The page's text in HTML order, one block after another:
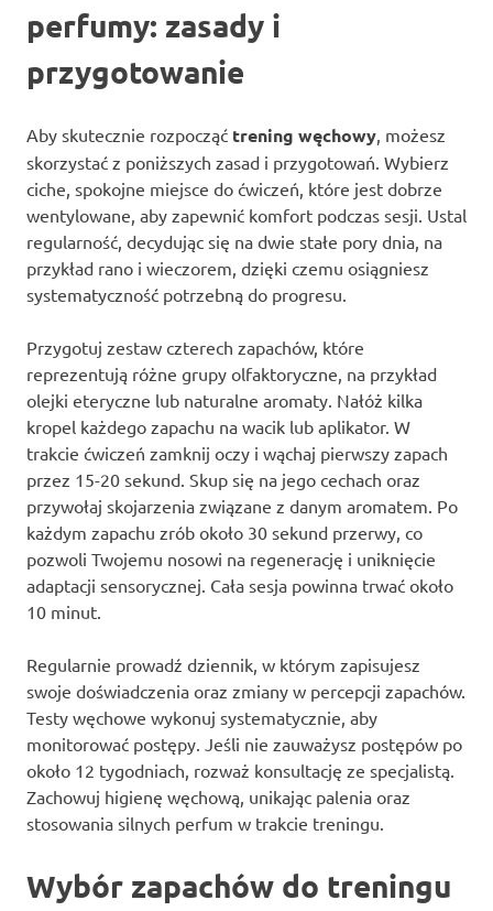
perfumy: zasady i
przygotowanie
Aby skutecznie rozpocząć trening węchowy, możesz
skorzystać z poniższych zasad i przygotowań. Wybierz
ciche, spokojne miejsce do ćwiczeń, które jest dobrze
wentylowane, aby zapewnić komfort podczas sesji. Ustal
regularność, decydując się na dwie stałe pory dnia, na
przykład rano i wieczorem, dzięki czemu osiągniesz
systematyczność potrzebną do progresu.
Przygotuj zestaw czterech zapachów, które
reprezentują różne grupy olfaktoryczne, na przykład
olejki eteryczne lub naturalne aromaty. Nałóż kilka
kropel każdego zapachu na wacik lub aplikator. W
trakcie ćwiczeń zamknij oczy i wąchaj pierwszy zapach
przez 15-20 sekund. Skup się na jego cechach oraz
przywołaj skojarzenia związane z danym aromatem. Po
każdym zapachu zrób około 30 sekund przerwy, co
pozwoli Twojemu nosowi na regenerację i uniknięcie
adaptacji sensorycznej. Cała sesja powinna trwać około
10 minut.
Regularnie prowadź dziennik, w którym zapisujesz
swoje doświadczenia oraz zmiany w percepcji zapachów.
Testy węchowe wykonuj systematycznie, aby
monitorować postępy. Jeśli nie zauważysz postępów po
około 12 tygodniach, rozważ konsultację ze specjalistą.
Zachowuj higienę węchową, unikając palenia oraz
stosowania silnych perfum w trakcie treningu.
Wybór zapachów do treningu